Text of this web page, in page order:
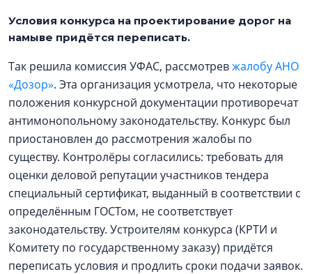
Условия конкурса на проектирование дорог на
намыве придётся переписать.
Так решила комиссия УФАС, рассмотревжалобу АНО
«Дозор». Эта организация усмотрела, что некоторые
положения конкурсной документации противоречат
антимонопольному законодательству. Конкурс был
приостановлен до рассмотрения жалобы по
существу. Контролёры согласились: требовать для
оценки деловой репутации участников тендера
специальный сертификат, выданный в соответствии с
определённым ГОСТом, не соответствует
законодательству. Устроителям конкурса (КРТИ и
Комитету по государственному заказу) придётся
переписать условия и продлить сроки подачи заявок.